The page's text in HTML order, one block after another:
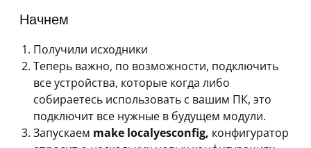
Начнем
Получили исходники
Теперь важно, по возможности, подключить
все устройства, которые когда либо
собираетесь использовать с вашим ПК, это
подключит все нужные в будущем модули.
Запускаем make localyesconfig, конфигуратор